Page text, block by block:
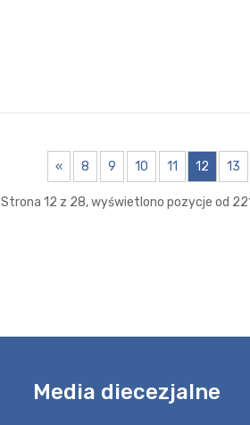
« 8 9 10 11 12 13
Strona 12 z 28, wyświetlono pozycje od
Media diecezjalne